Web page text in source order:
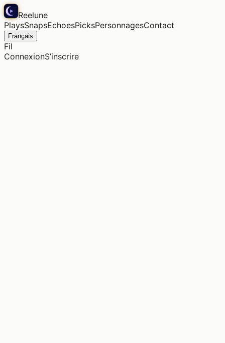
Reelune
PlaysSnapsEchoesPicksPersonnagesContact
Français
Fil
ConnexionS’inscrire